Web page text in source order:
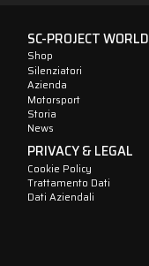
SC-PROJECT WORLD
Shop
Silenziatori
Azienda
Motorsport
Storia
News
PRIVACY & LEGAL
Cookie Policy
Trattamento Dati
Dati Aziendali